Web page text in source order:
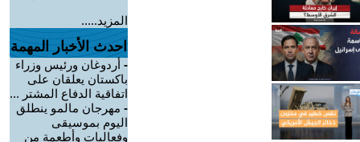
المزيد.....
احدث الأخبار المهمة
- أردوغان ورئيس وزراء
باكستان يعلقان على
اتفاقية الدفاع المشتر ...
- مهرجان مالمو ينطلق
اليوم بموسيقى
وفعاليات وأطعمة من